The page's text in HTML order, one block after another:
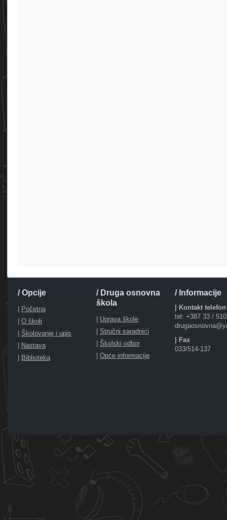
/ Opcije
| Početna
| O školi
| Školovanje i upis
| Nastava
| Biblioteka
/ Druga osnovna
škola
| Uprava škole
| Stručni saradnici
| Školski odbor
| Opće informacije
/ Informacije
| Kontakt telefon
tel: +387 33 /
| Fax
033/514-137